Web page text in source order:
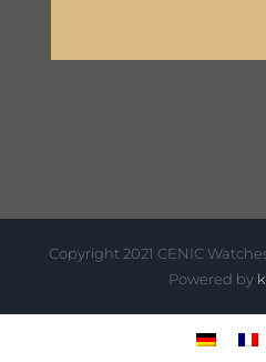
Copyright 2021 CENIC
Powered by